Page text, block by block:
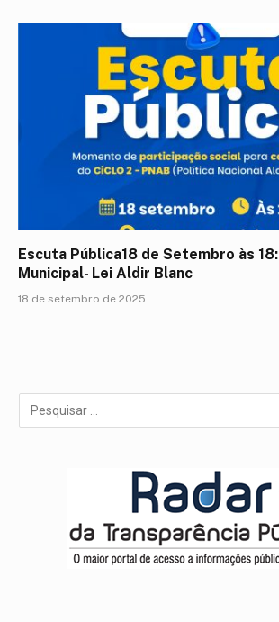
Escuta Pública18 de Setembro às
Municipal- Lei Aldir Blanc
18 de setembro de 2025